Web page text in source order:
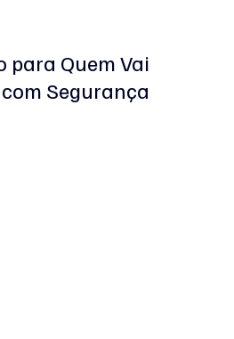
para Quem Vai
Segurança